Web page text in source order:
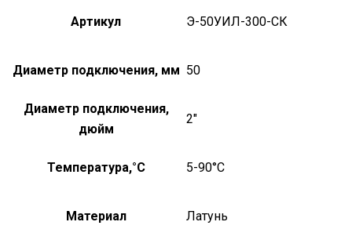
Артикул Э-50УИЛ-300-СК
Диаметр подключения, мм 50
Диаметр подключения,
дюйм
2"
Температура,°C 5-90°С
Материал Латунь